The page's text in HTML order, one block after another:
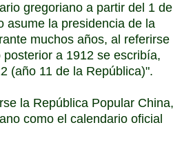
gregoriano a partir del 1 de
asume la presidencia de la
muchos años, al referirse
a 1912 se escribía,
(año 11 de la República)".
la República Popular China,
como el calendario oficial